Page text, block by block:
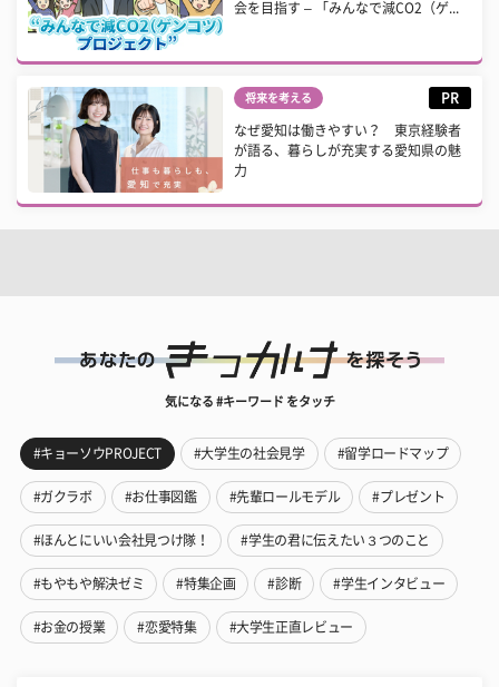
会を目指す – 「みんなで減CO2（ゲ...
将来を考える PR
なぜ愛知は働きやすい？ 東京経験者
が語る、暮らしが充実する愛知県の魅
力
気になる #キーワード をタッチ
#キョーソウPROJECT #大学生の社会見学 #留学ロードマップ
#ガクラボ #お仕事図鑑 #先輩ロールモデル #プレゼント
#ほんとにいい会社見つけ隊！ #学生の君に伝えたい３つのこと
#もやもや解決ゼミ #特集企画 #診断 #学生インタビュー
#お金の授業 #恋愛特集 #大学生正直レビュー